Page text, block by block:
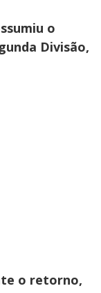
o
Divisão,
o retorno,